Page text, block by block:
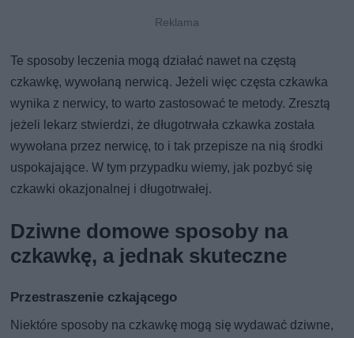
Te sposoby leczenia mogą działać nawet na częstą
czkawkę, wywołaną nerwicą. Jeżeli więc częsta czkawka
wynika z nerwicy, to warto zastosować te metody. Zresztą
jeżeli lekarz stwierdzi, że długotrwała czkawka została
wywołana przez nerwicę, to i tak przepisze na nią środki
uspokajające. W tym przypadku wiemy, jak pozbyć się
czkawki okazjonalnej i długotrwałej.
Dziwne domowe sposoby na
czkawkę, a jednak skuteczne
Przestraszenie czkającego
Niektóre sposoby na czkawkę mogą się wydawać dziwne,